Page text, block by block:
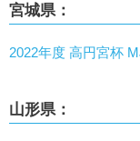
宮城県：
2022年度 高円宮杯
山形県：